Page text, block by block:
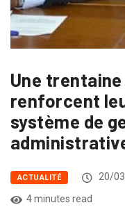
Une
renforcent
système de
ACTUALITÉ 20/
4 minutes read